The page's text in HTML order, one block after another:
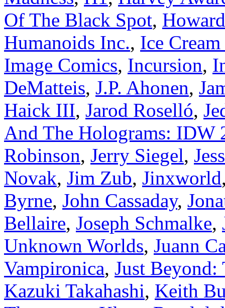
Of The Black Spot,
Humanoids Inc., Ice
Image Comics, Incursion,
DeMatteis, J.P. Ahonen,
Haick III, Jarod Roselló,
And The Holograms: IDW
Robinson, Jerry Siegel,
Novak, Jim Zub, Jinxworld
Byrne, John Cassaday,
Bellaire, Joseph Schmalke,
Unknown Worlds, Juann
Vampironica, Just Beyond:
Kazuki Takahashi, Keith